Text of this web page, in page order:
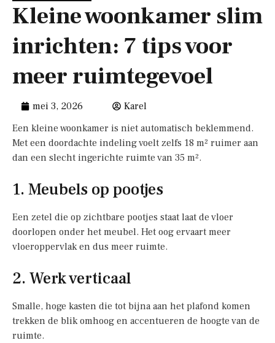
Kleine woonkamer slim
inrichten: 7 tips voor
meer ruimtegevoel
mei 3, 2026
Karel
Een kleine woonkamer is niet automatisch beklemmend.
Met een doordachte indeling voelt zelfs 18 m² ruimer aan
dan een slecht ingerichte ruimte van 35 m².
1. Meubels op pootjes
Een zetel die op zichtbare pootjes staat laat de vloer
doorlopen onder het meubel. Het oog ervaart meer
vloeroppervlak en dus meer ruimte.
2. Werk verticaal
Smalle, hoge kasten die tot bijna aan het plafond komen
trekken de blik omhoog en accentueren de hoogte van de
ruimte.